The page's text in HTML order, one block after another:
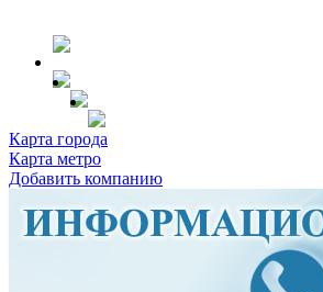
Карта города
Карта метро
Добавить компанию